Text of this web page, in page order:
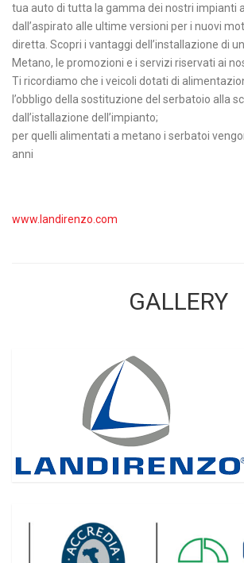
tua auto di tutta la gamma dei nostri impianti
dall’aspirato alle ultime versioni per i nuovi
diretta. Scopri i vantaggi dell’installazione di
Metano, le promozioni e i servizi riservati ai
Ti ricordiamo che i veicoli dotati di
l’obbligo della sostituzione del serbatoio alla
dall’istallazione dell’impianto;
per quelli alimentati a metano i serbatoi
anni
www.landirenzo.com
GALLERY